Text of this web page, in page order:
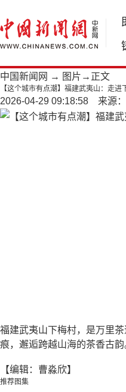
中国新闻网 → 图片 →正文
【这个城市有点潮】福建武夷山：走
2026-04-29 09:18:58 来源：
福建武夷山下梅村，是万里
痕，邂逅跨越山海的茶香古韵
【编辑：曹淼欣】
推荐图集